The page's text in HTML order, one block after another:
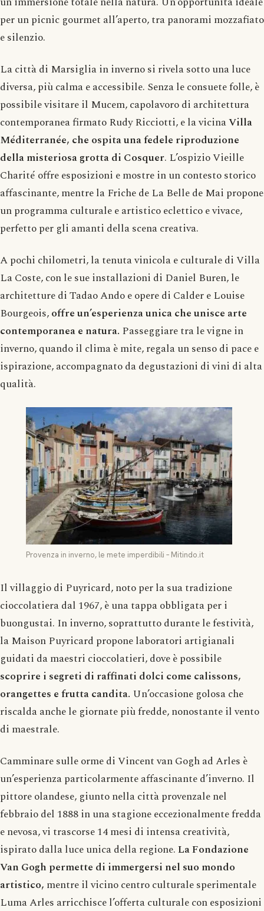
per un picnic gourmet all’aperto, tra panorami mozzafiato
e silenzio.
La città di Marsiglia in inverno si rivela sotto una luce
diversa, più calma e accessibile. Senza le consuete folle, è
possibile visitare il Mucem, capolavoro di architettura
contemporanea firmato Rudy Ricciotti, e la vicinaVilla
Méditerranée, che ospita una fedele riproduzione
della misteriosa grotta di Cosquer. L’ospizio Vieille
Charité offre esposizioni e mostre in un contesto storico
affascinante, mentre la Friche de La Belle de Mai propone
un programma culturale e artistico eclettico e vivace,
perfetto per gli amanti della scena creativa.
A pochi chilometri, la tenuta vinicola e culturale di Villa
La Coste, con le sue installazioni di Daniel Buren, le
architetture di Tadao Ando e opere di Calder e Louise
Bourgeois,offre un’esperienza unica che unisce arte
contemporanea e natura. Passeggiare tra le vigne in
inverno, quando il clima è mite, regala un senso di pace e
ispirazione, accompagnato da degustazioni di vini di alta
qualità.
Provenza in inverno, le mete imperdibili – Mitindo.it
Il villaggio di Puyricard, noto per la sua tradizione
cioccolatiera dal 1967, è una tappa obbligata per i
buongustai. In inverno, soprattutto durante le festività,
la Maison Puyricard propone laboratori artigianali
guidati da maestri cioccolatieri, dove è possibile
scoprire i segreti di raffinati dolci come calissons,
orangettes e frutta candita. Un’occasione golosa che
riscalda anche le giornate più fredde, nonostante il vento
di maestrale.
Camminare sulle orme di Vincent van Gogh ad Arles è
un’esperienza particolarmente affascinante d’inverno. Il
pittore olandese, giunto nella città provenzale nel
febbraio del 1888 in una stagione eccezionalmente fredda
e nevosa, vi trascorse 14 mesi di intensa creatività,
ispirato dalla luce unica della regione.La Fondazione
Van Gogh permette di immergersi nel suo mondo
artistico, mentre il vicino centro culturale sperimentale
Luma Arles arricchisce l’offerta culturale con esposizioni